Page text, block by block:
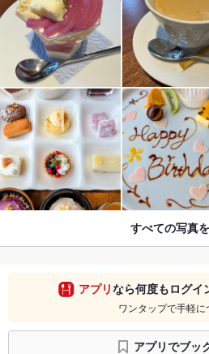
すべての写真
アプリなら何度もログイ
ワンタップで手軽に
アプリでブッ